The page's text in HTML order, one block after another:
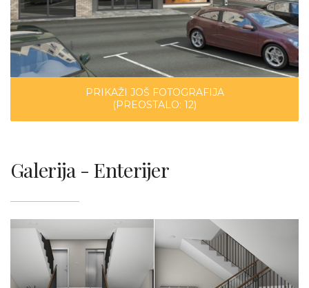
PRIKAŽI JOŠ FOTOGRAFIJA
(PREOSTALO: 12)
Galerija - Enterijer